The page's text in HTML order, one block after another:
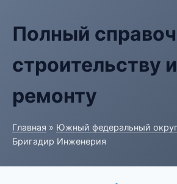
Полный
строительству и
ремонту
Главная » Южный федеральный округ
Бригадир Инженерия